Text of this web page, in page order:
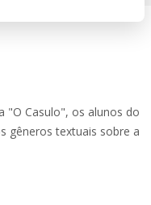
"O Casulo", os alunos do
gêneros textuais sobre a